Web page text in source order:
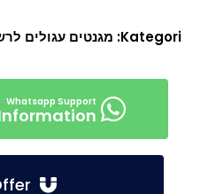
Kategori: מגנטים עגולים